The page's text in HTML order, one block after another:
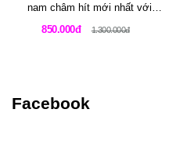
nam châm hít mới nhất với
850.000đ 1.300.000đ
Facebook